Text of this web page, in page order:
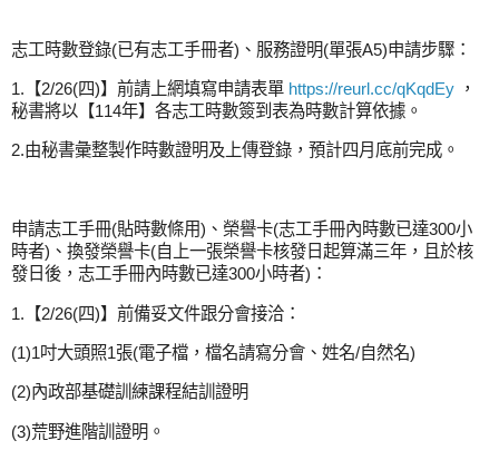
志工時數登錄(已有志工手冊者)、服務證明(單張A5)申請步驟：
1.【2/26(四)】前請上網填寫申請表單 https://reurl.cc/qKqdEy ，
秘書將以【114年】各志工時數簽到表為時數計算依據。
2.由秘書彙整製作時數證明及上傳登錄，預計四月底前完成。
申請志工手冊(貼時數條用)、榮譽卡(志工手冊內時數已達300小
時者)、換發榮譽卡(自上一張榮譽卡核發日起算滿三年，且於核
發日後，志工手冊內時數已達300小時者)：
1.【2/26(四)】前備妥文件跟分會接洽：
(1)1吋大頭照1張(電子檔，檔名請寫分會、姓名/自然名)
(2)內政部基礎訓練課程結訓證明
(3)荒野進階訓證明。